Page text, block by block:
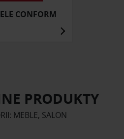
CONFORM
PRODUKTY
MEBLE, SALON